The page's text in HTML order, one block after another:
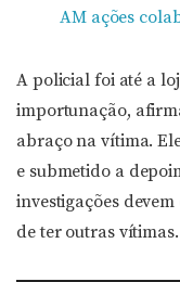
AM ações
A policial foi até a
importunação,
abraço na vítima.
e submetido a
investigações
de ter outras vítimas.